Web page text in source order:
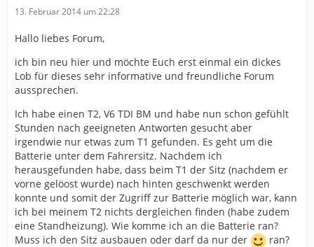
13. Februar 2014 um 22:28
Hallo liebes Forum,
ich bin neu hier und möchte Euch erst einmal ein dickes
Lob für dieses sehr informative und freundliche Forum
aussprechen.
Ich habe einen T2, V6 TDI BM und habe nun schon gefühlt
Stunden nach geeigneten Antworten gesucht aber
irgendwie nur etwas zum T1 gefunden. Es geht um die
Batterie unter dem Fahrersitz. Nachdem ich
herausgefunden habe, dass beim T1 der Sitz (nachdem er
vorne gelöost wurde) nach hinten geschwenkt werden
konnte und somit der Zugriff zur Batterie möglich war, kann
ich bei meinem T2 nichts dergleichen finden (habe zudem
eine Standheizung). Wie komme ich an die Batterie ran?
Muss ich den Sitz ausbauen oder darf da nur der
ran?